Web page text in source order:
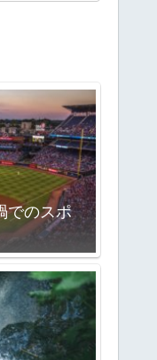
でのスポ